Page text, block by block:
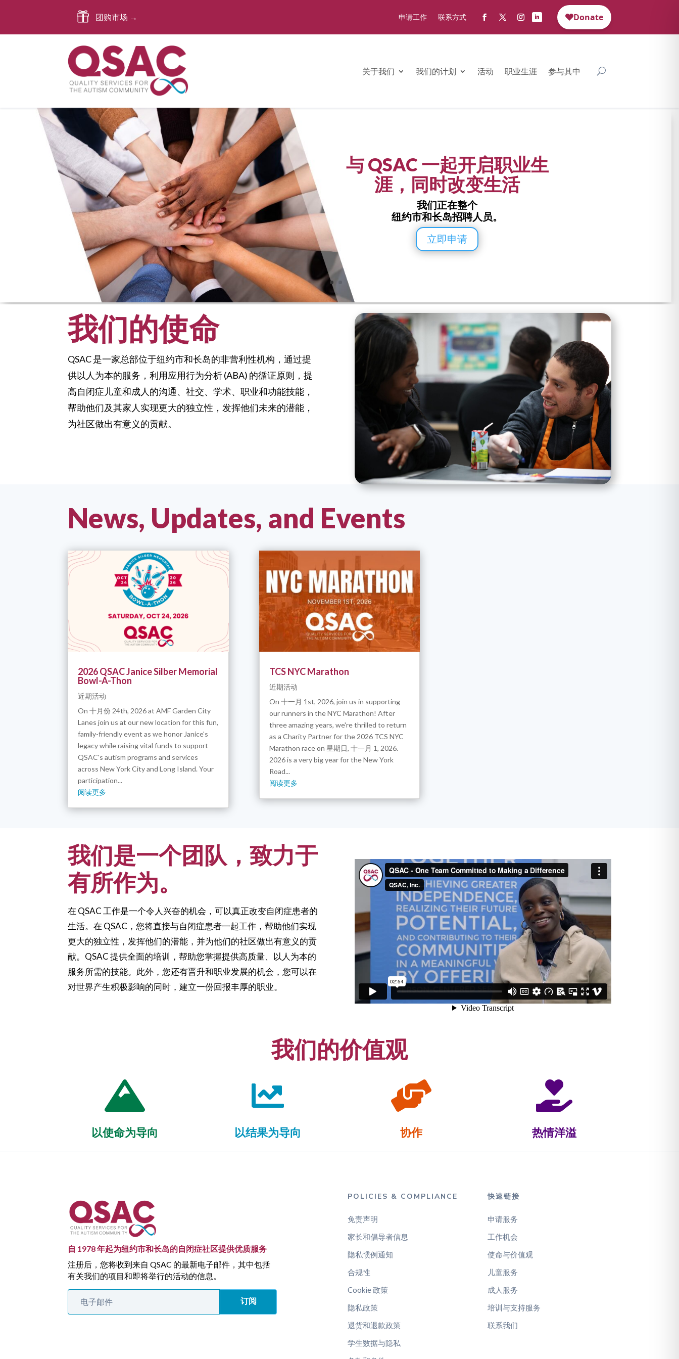
 团购市场 → 申请工作 联系方式
关于我们 我们的计划 活动 职业生涯 参与其中
我们的使命
QSAC 是一家总部位于纽约市和长岛的非营利性机构，通过提
供以人为本的服务，利用应用行为分析 (ABA) 的循证原则，提
高自闭症儿童和成人的沟通、社交、学术、职业和功能技能，
帮助他们及其家人实现更大的独立性，发挥他们未来的潜能，
为社区做出有意义的贡献。
News, Updates, and Events
2026 QSAC Janice Silber Memorial
Bowl-A-Thon
近期活动
On 十月份 24th, 2026 at AMF Garden City
Lanes join us at our new location for this fun,
family-friendly event as we honor Janice's
legacy while raising vital funds to support
QSAC's autism programs and services
across New York City and Long Island. Your
participation...
阅读更多
TCS NYC Marathon
近期活动
On 十一月 1st, 2026, join us in supporting
our runners in the NYC Marathon! After
three amazing years, we're thrilled to return
as a Charity Partner for the 2026 TCS NYC
Marathon race on 星期日, 十一月 1, 2026.
2026 is a very big year for the New York
Road...
阅读更多
我们是一个团队，致力于
有所作为。
在 QSAC 工作是一个令人兴奋的机会，可以真正改变自闭症患者的
生活。在 QSAC，您将直接与自闭症患者一起工作，帮助他们实现
更大的独立性，发挥他们的潜能，并为他们的社区做出有意义的贡
献。QSAC 提供全面的培训，帮助您掌握提供高质量、以人为本的
服务所需的技能。此外，您还有晋升和职业发展的机会，您可以在
对世界产生积极影响的同时，建立一份回报丰厚的职业。
我们的价值观

以使命为导向

以结果为导向

协作

热情洋溢
自 1978 年起为纽约市和长岛的自闭症社区提供优质服务
注册后，您将收到来自 QSAC 的最新电子邮件，其中包括
有关我们的项目和即将举行的活动的信息。
订阅
POLICIES & COMPLIANCE
免责声明
家长和倡导者信息
隐私惯例通知
合规性
Cookie 政策
隐私政策
退货和退款政策
学生数据与隐私
快速链接
申请服务
工作机会
使命与价值观
儿童服务
成人服务
培训与支持服务
联系我们